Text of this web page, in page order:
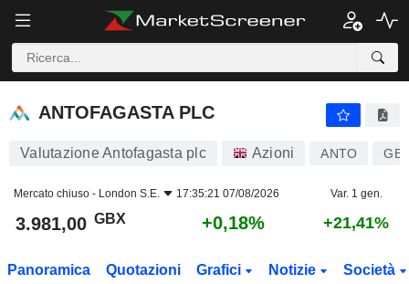
ANTOFAGASTA PLC
ANTOFAGASTA PLC
Valutazione Antofagasta plc Azioni ANTO
Mercato chiuso - London S.E. 17:35:21 07/08/2026 Var. 1 gen.
3.981,00 GBX +0,18% +21,41%
Panoramica Quotazioni Grafici Notizie Società